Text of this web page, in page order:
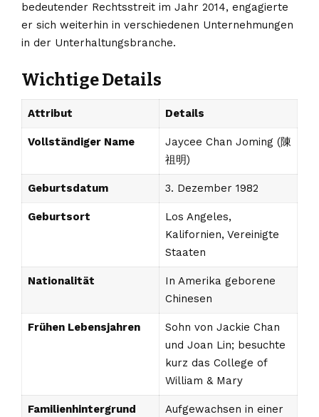
bedeutender Rechtsstreit im Jahr 2014, engagierte
er sich weiterhin in verschiedenen Unternehmungen
in der Unterhaltungsbranche.
Wichtige Details
Attribut Details
Vollständiger Name
Jaycee Chan Joming (陳
祖明)
Geburtsdatum 3. Dezember 1982
Geburtsort
Los Angeles,
Kalifornien, Vereinigte
Staaten
Nationalität
In Amerika geborene
Chinesen
Frühen Lebensjahren
Sohn von Jackie Chan
und Joan Lin; besuchte
kurz das College of
William & Mary
Familienhintergrund
Aufgewachsen in einer